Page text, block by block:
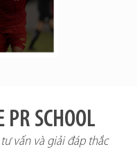
PR SCHOOL
vấn và giải đáp thắc